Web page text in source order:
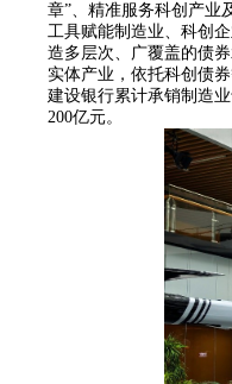
章”、精准服务科创产业
工具赋能制造业、科创
造多层次、广覆盖的债
实体产业，依托科创债
建设银行累计承销制造
200亿元。